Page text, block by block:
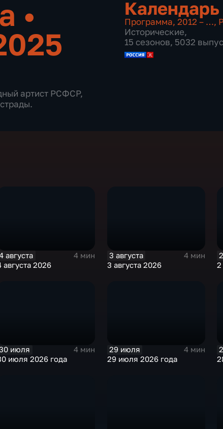
•
артист РСФСР,
Календарь
Программа, 2012 – …,
Исторические,
15 сезонов, 5032
августа
4 мин
августа 2026
3 августа
4 мин
3 августа 2026
2
июля
4 мин
июля 2026 года
29 июля
4 мин
29 июля 2026 года